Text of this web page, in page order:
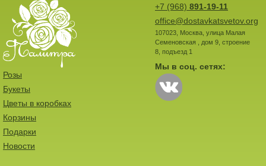
+7 (968) 891-19-11
office@dostavkatsvetov.org
107023, Москва, улица Малая
Семеновская , дом 9, строение
8, подъезд 1
Мы в соц. сетях:
Розы
Букеты
Цветы в коробках
Корзины
Подарки
Новости